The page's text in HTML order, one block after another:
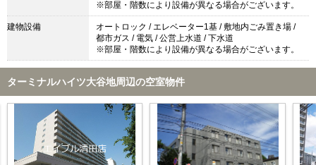
※部屋・階数により設備が異なる場合がございます。
建物設備
オートロック / エレベーター1基 / 敷地内ごみ置き場 /
都市ガス / 電気 / 公営上水道 / 下水道
※部屋・階数により設備が異なる場合がございます。
ターミナルハイツ大谷地周辺の空室物件